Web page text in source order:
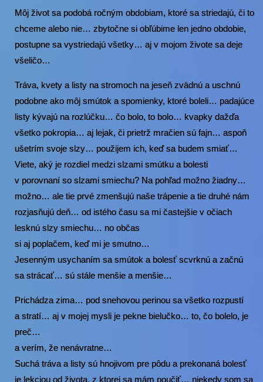
Môj život sa podobá ročným obdobiam, ktoré sa striedajú, či to
chceme alebo nie… zbytočne si obľúbime len jedno obdobie,
postupne sa vystriedajú všetky… aj v mojom živote sa deje
všeličo…
Tráva, kvety a listy na stromoch na jeseň zvädnú a uschnú
podobne ako môj smútok a spomienky, ktoré boleli… padajúce
listy kývajú na rozlúčku… čo bolo, to bolo… kvapky dažďa
všetko pokropia… aj lejak, či prietrž mračien sú fajn… aspoň
ušetrím svoje slzy… použijem ich, keď sa budem smiať…
Viete, aký je rozdiel medzi slzami smútku a bolesti
v porovnaní so slzami smiechu? Na pohľad možno žiadny…
možno… ale tie prvé zmenšujú naše trápenie a tie druhé nám
rozjasňujú deň… od istého času sa mi častejšie v očiach
lesknú slzy smiechu… no občas
si aj poplačem, keď mi je smutno…
Jesenným usychaním sa smútok a bolesť scvrknú a začnú
sa strácať… sú stále menšie a menšie…
Prichádza zima… pod snehovou perinou sa všetko rozpustí
a stratí… aj v mojej mysli je pekne bielučko… to, čo bolelo, je
preč…
a verím, že nenávratne…
Suchá tráva a listy sú hnojivom pre pôdu a prekonaná bolesť
je lekciou od života, z ktorej sa mám poučiť… niekedy som sa